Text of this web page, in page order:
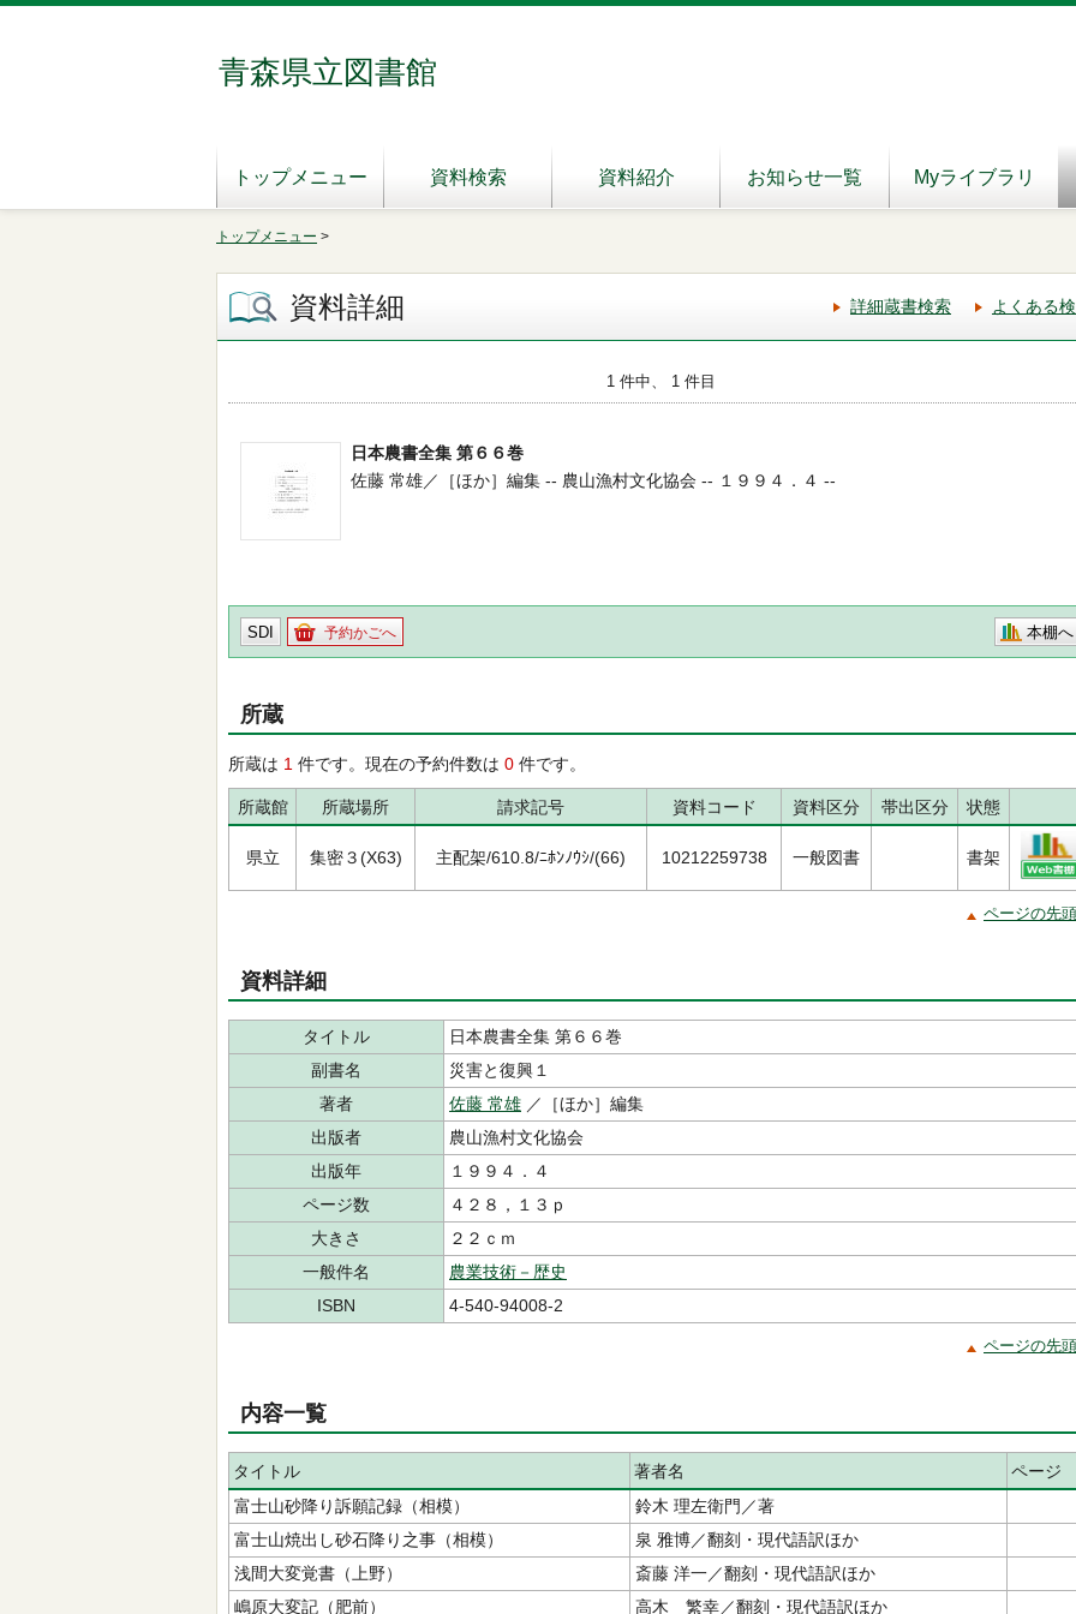
青森県立図書館
トップメニュー 資料検索 資料紹介 お知らせ一覧 Myライブラリ
トップメニュー >
資料詳細 詳細蔵書検索 よくある
1 件中、 1 件目
日本農書全集 第６６巻
佐藤 常雄／［ほか］編集 -- 農山漁村文化協会 -- １９９４．４ --
SDI 予約かごへ 本棚へ
所蔵
所蔵は 1 件です。現在の予約件数は 0 件です。
所蔵館 所蔵場所 請求記号 資料コード 資料区分 帯出区分 状態
県立 集密３(X63) 主配架/610.8/ﾆﾎﾝﾉｳｼ/(66) 10212259738 一般図書 書架
ページの先
資料詳細
タイトル
日本農書全集 第６６巻
副書名
災害と復興１
著者
佐藤 常雄 ／［ほか］編集
出版者
農山漁村文化協会
出版年
１９９４．４
ページ数
４２８，１３ｐ
大きさ
２２ｃｍ
一般件名
農業技術－歴史
ISBN
4-540-94008-2
ページの先
内容一覧
タイトル 著者名
ページ
富士山砂降り訴願記録（相模）
鈴木 理左衛門／著
富士山焼出し砂石降り之事（相模）
泉 雅博／翻刻・現代語訳ほか
浅間大変覚書（上野）
斎藤 洋一／翻刻・現代語訳ほか
嶋原大変記（肥前）
高木 繁幸／翻刻・現代語訳ほか